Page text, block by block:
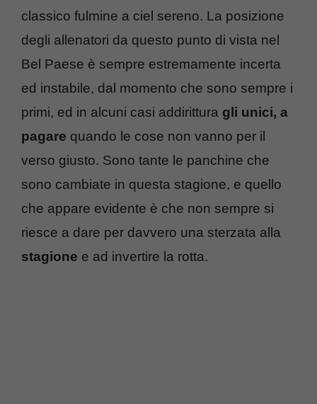
classico fulmine a ciel sereno. La posizione
degli allenatori da questo punto di vista nel
Bel Paese è sempre estremamente incerta
ed instabile, dal momento che sono sempre i
primi, ed in alcuni casi addirittura gli unici, a
pagare quando le cose non vanno per il
verso giusto. Sono tante le panchine che
sono cambiate in questa stagione, e quello
che appare evidente è che non sempre si
riesce a dare per davvero una sterzata alla
stagione e ad invertire la rotta.